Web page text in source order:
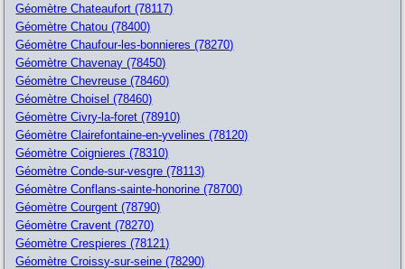
Géomètre Chateaufort (78117)
Géomètre Chatou (78400)
Géomètre Chaufour-les-bonnieres (78270)
Géomètre Chavenay (78450)
Géomètre Chevreuse (78460)
Géomètre Choisel (78460)
Géomètre Civry-la-foret (78910)
Géomètre Clairefontaine-en-yvelines (78120)
Géomètre Coignieres (78310)
Géomètre Conde-sur-vesgre (78113)
Géomètre Conflans-sainte-honorine (78700)
Géomètre Courgent (78790)
Géomètre Cravent (78270)
Géomètre Crespieres (78121)
Géomètre Croissy-sur-seine (78290)